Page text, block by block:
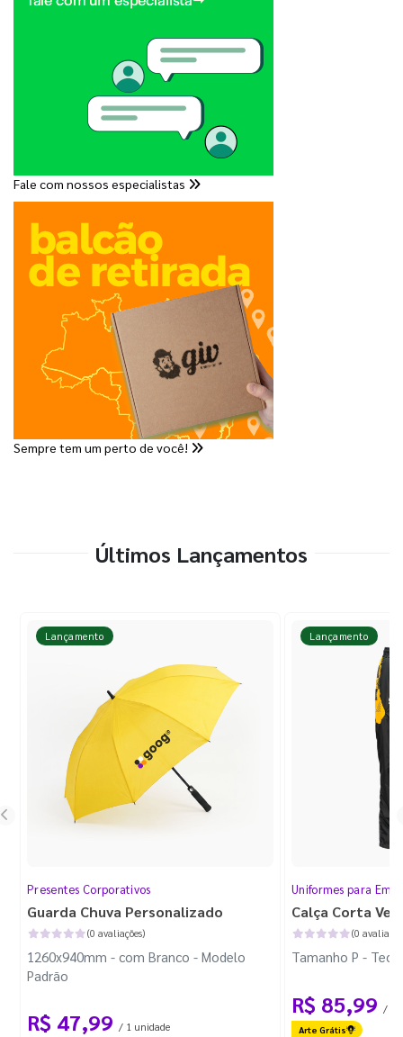
Fale com nossos especialistas
Sempre tem um perto de você!
Últimos Lançamentos
Lançamento
Presentes Corporativos
Guarda Chuva Personalizado
(0 avaliações)
1260x940mm - com Branco - Modelo
Padrão
R$ 47,99 / 1 unidade
Lançamento
Uniformes para
Calça Corta
(0
Tamanho P -
R$ 85,99 / 1
Arte Grátis